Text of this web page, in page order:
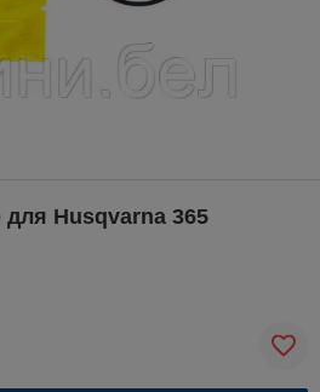
Husqvarna 365